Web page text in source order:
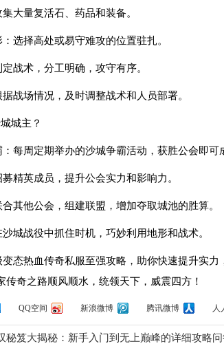
大量复活石、药品和装备。
选择高处或易守难攻的位置驻扎。
战术，分工明确，攻守有序。
战场情况，及时调整战术和人员部署。
城主？
每周定期举办的沙城争霸活动，获胜公会即可
精英成员，提升公会实力和影响力。
其他公会，组建联盟，增加夺取城池的胜算。
城战役中抓住时机，巧妙利用地形和战术。
态热血传奇私服至强攻略，助你快速提升实力
传奇之路顺风顺水，统领天下，威震四方！
QQ空间 新浪微博 腾讯微博 人
秘笈大揭秘：新手入门到无上巅峰的详细攻略